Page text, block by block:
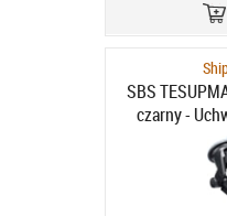
SBS
czarny -
deskę